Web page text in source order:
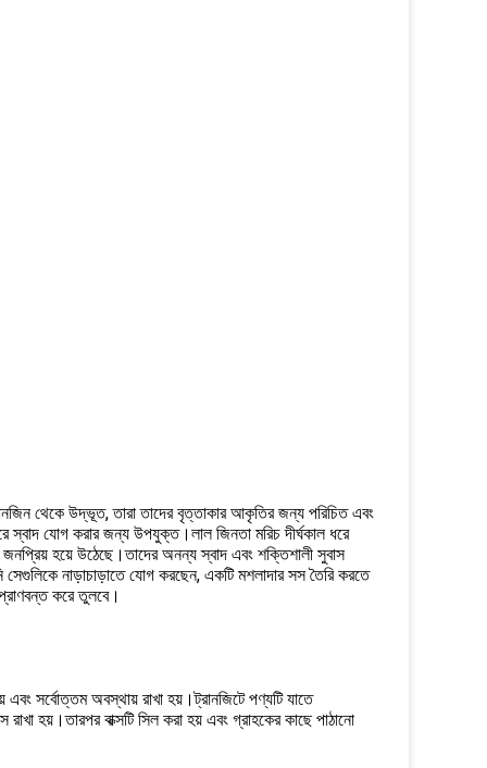
থেকে উদ্ভূত, তারা তাদের বৃত্তাকার আকৃতির জন্য পরিচিত এবং
স্বাদ যোগ করার জন্য উপযুক্ত।লাল জিনতা মরিচ দীর্ঘকাল ধরে
জনপ্রিয় হয়ে উঠেছে।তাদের অনন্য স্বাদ এবং শক্তিশালী সুবাস
নাড়াচাড়াতে যোগ করছেন, একটি মশলাদার সস তৈরি করতে
প্রাণবন্ত করে তুলবে।
এবং সর্বোত্তম অবস্থায় রাখা হয়।ট্রানজিটে পণ্যটি যাতে
হয়।তারপর বাক্সটি সিল করা হয় এবং গ্রাহকের কাছে পাঠানো